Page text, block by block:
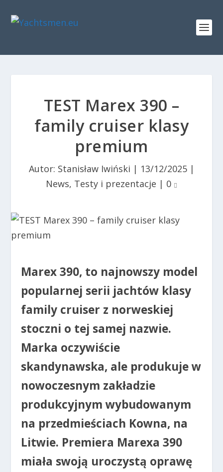
TEST Marex 390 –
family cruiser klasy
premium
Autor: Stanisław Iwiński | 13/12/2025|
News, Testy i prezentacje | 0
Marex 390, to najnowszy model
popularnej serii jachtów klasy
family cruiser z norweskiej
stoczni o tej samej nazwie.
Marka oczywiście
skandynawska, ale produkuje w
nowoczesnym zakładzie
produkcyjnym wybudowanym
na przedmieściach Kowna, na
Litwie. Premiera Marexa 390
miała swoją uroczystą oprawę